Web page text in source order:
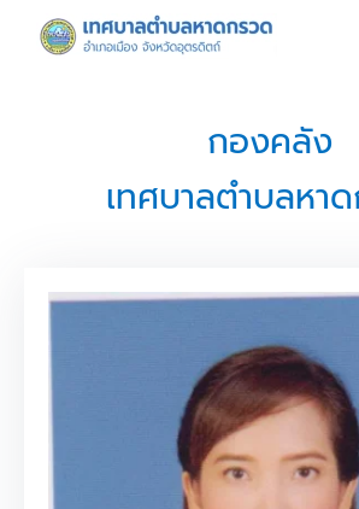
Skip to main content
กองคลัง
เทศบาลตำบลหา